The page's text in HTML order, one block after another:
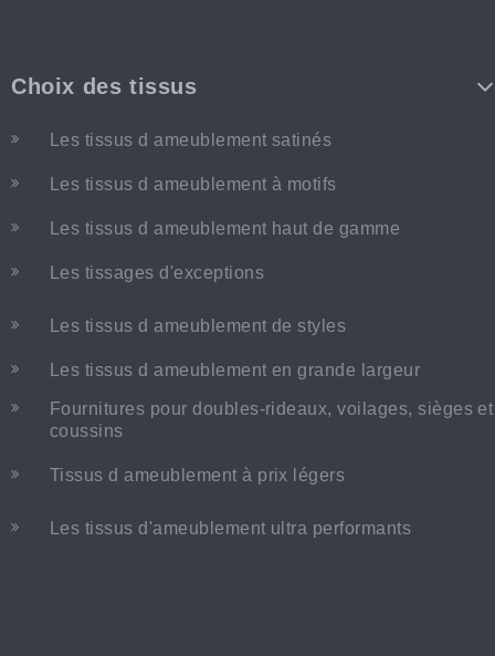
Choix des tissus
Les tissus d ameublement satinés
Les tissus d ameublement à motifs
Les tissus d ameublement haut de gamme
Les tissages d'exceptions
Les tissus d ameublement de styles
Les tissus d ameublement en grande largeur
Fournitures pour doubles-rideaux, voilages, sièges et
coussins
Tissus d ameublement à prix légers
Les tissus d'ameublement ultra performants